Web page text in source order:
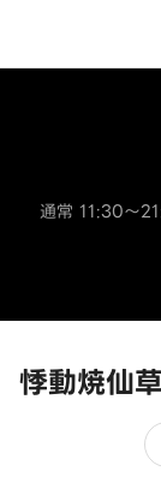
悸動焼仙
通常 11:30～